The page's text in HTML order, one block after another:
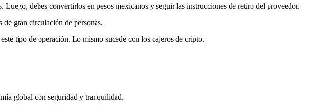
debes convertirlos en pesos mexicanos y seguir las instrucciones de retiro del proveedor.
de gran circulación de personas.
tipo de operación. Lo mismo sucede con los cajeros de cripto.
global con seguridad y tranquilidad.